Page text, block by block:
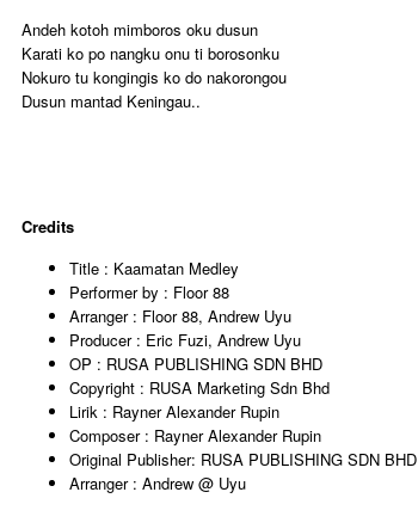
Andeh kotoh mimboros oku dusun
Karati ko po nangku onu ti borosonku
Nokuro tu kongingis ko do nakorongou
Dusun mantad Keningau..
Credits
Title : Kaamatan Medley
Performer by : Floor 88
Arranger : Floor 88, Andrew Uyu
Producer : Eric Fuzi, Andrew Uyu
OP : RUSA PUBLISHING SDN BHD
Copyright : RUSA Marketing Sdn Bhd
Lirik : Rayner Alexander Rupin
Composer : Rayner Alexander Rupin
Original Publisher: RUSA PUBLISHING SDN BHD
Arranger : Andrew @ Uyu